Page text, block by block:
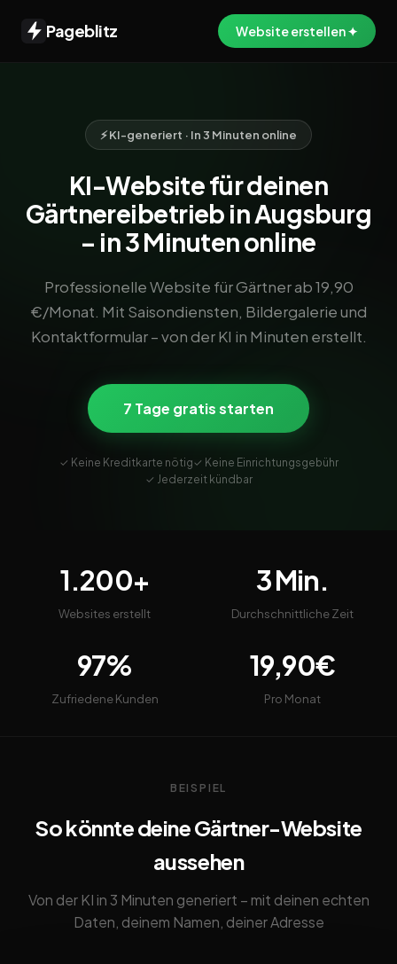
Pageblitz Website erstellen ✦
⚡ KI-generiert · In 3 Minuten online
KI-Website für deinen
Gärtnereibetrieb in Augsburg
– in 3 Minuten online
Professionelle Website für Gärtner ab 19,90
€/Monat. Mit Saisondiensten, Bildergalerie und
Kontaktformular – von der KI in Minuten erstellt.
7 Tage gratis starten
✓ Keine Kreditkarte nötig✓ Keine Einrichtungsgebühr
✓ Jederzeit kündbar
1.200+
Websites erstellt
3 Min.
Durchschnittliche Zeit
97%
Zufriedene Kunden
19,90€
Pro Monat
BEISPIEL
So könnte deine Gärtner-Website
aussehen
Von der KI in 3 Minuten generiert – mit deinen echten
Daten, deinem Namen, deiner Adresse